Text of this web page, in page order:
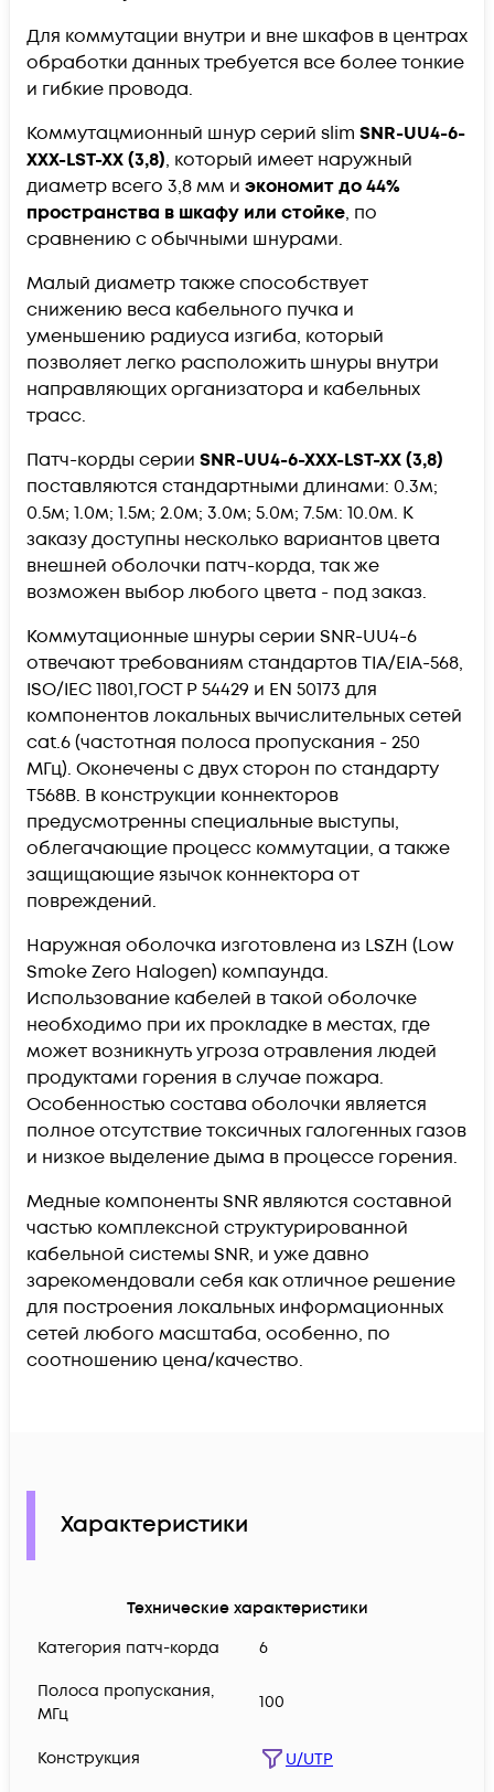
Для коммутации внутри и вне шкафов в центрах
обработки данных требуется все более тонкие
и гибкие провода.
Коммутацмионный шнур серий slim SNR-UU4-6-
XXX-LST-XX (3,8), который имеет наружный
диаметр всего 3,8 мм и экономит до 44%
пространства в шкафу или стойке, по
сравнению с обычными шнурами.
Малый диаметр также способствует
снижению веса кабельного пучка и
уменьшению радиуса изгиба, который
позволяет легко расположить шнуры внутри
направляющих организатора и кабельных
трасс.
Патч-корды серии SNR-UU4-6-XXX-LST-XX (3,8)
поставляются стандартными длинами: 0.3м;
0.5м; 1.0м; 1.5м; 2.0м; 3.0м; 5.0м; 7.5м: 10.0м. К
заказу доступны несколько вариантов цвета
внешней оболочки патч-корда, так же
возможен выбор любого цвета - под заказ.
Коммутационные шнуры серии SNR-UU4-6
отвечают требованиям стандартов TIA/EIA-568,
ISO/IEC 11801,ГОСТ Р 54429 и EN 50173 для
компонентов локальных вычислительных сетей
cat.6 (частотная полоса пропускания - 250
МГц). Оконечены с двух сторон по стандарту
T568B. В конструкции коннекторов
предусмотренны специальные выступы,
облегачающие процесс коммутации, а также
защищающие язычок коннектора от
повреждений.
Наружная оболочка изготовлена из LSZH (Low
Smoke Zero Halogen) компаунда.
Использование кабелей в такой оболочке
необходимо при их прокладке в местах, где
может возникнуть угроза отравления людей
продуктами горения в случае пожара.
Особенностью состава оболочки является
полное отсутствие токсичных галогенных газов
и низкое выделение дыма в процессе горения.
Медные компоненты SNR являются составной
частью комплексной структурированной
кабельной системы SNR, и уже давно
зарекомендовали себя как отличное решение
для построения локальных информационных
сетей любого масштаба, особенно, по
соотношению цена/качество.
Характеристики
Технические характеристики
Категория патч-корда
6
Полоса пропускания,
МГц
100
Конструкция U/UTP